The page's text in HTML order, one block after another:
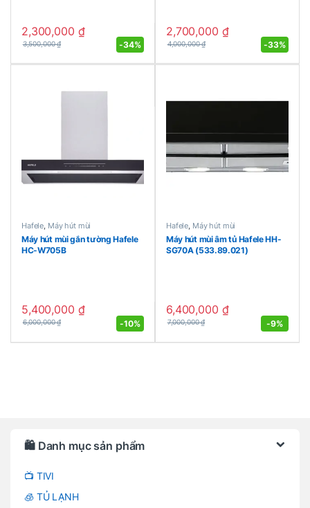
2,300,000 ₫
3,500,000₫ -34%
2,700,000 ₫
4,000,000₫ -33%
Hafele, Máy hút mùi
Máy hút mùi gắn tường Hafele
HC-W705B
5,400,000 ₫
6,000,000₫ -10%
Hafele, Máy hút mùi
Máy hút mùi âm tủ Hafele HH-
SG70A (533.89.021)
6,400,000 ₫
7,000,000₫ -9%
🛍️ Danh mục sản phẩm
📺 TIVI
🧊 TỦ LẠNH